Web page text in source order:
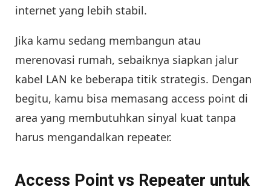
internet yang lebih stabil.
Jika kamu sedang membangun atau
merenovasi rumah, sebaiknya siapkan jalur
kabel LAN ke beberapa titik strategis. Dengan
begitu, kamu bisa memasang access point di
area yang membutuhkan sinyal kuat tanpa
harus mengandalkan repeater.
Access Point vs Repeater untuk